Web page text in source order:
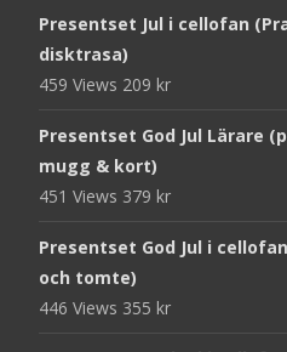
Presentset Jul i cellofan
disktrasa)
459 Views 209 kr
Presentset God Jul Lärare
mugg & kort)
451 Views 379 kr
Presentset God Jul i
och tomte)
446 Views 355 kr